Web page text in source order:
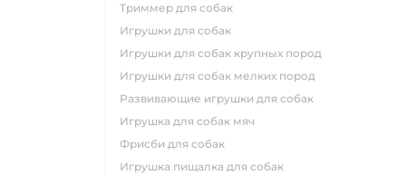
триммер для собак
игрушки для собак
игрушки для собак крупных пород
игрушки для собак мелких пород
развивающие игрушки для собак
игрушка для собак мяч
фрисби для собак
игрушка пищалка для собак